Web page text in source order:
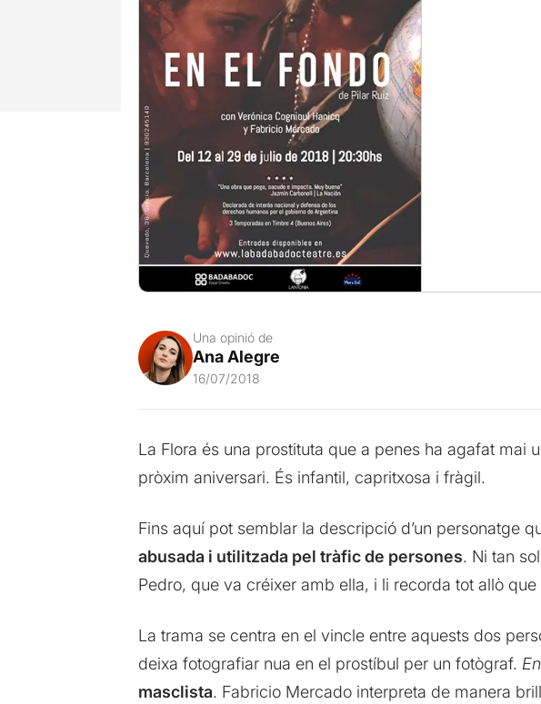
Una opinió de
Ana Alegre
16/07/2018
La Flora és una prostituta que a penes ha agafat
pròxim aniversari. És infantil, capritxosa i fràgil.
Fins aquí pot semblar la descripció d’un personatge
abusada i utilitzada pel tràfic de persones. Ni tan
Pedro, que va créixer amb ella, i li recorda tot allò
La trama se centra en el vincle entre aquests dos
deixa fotografiar nua en el prostíbul per un fotògraf.
masclista. Fabricio Mercado interpreta de manera